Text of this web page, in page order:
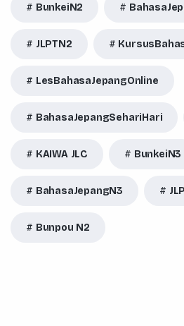
BunkeiN2
JLPTN2
LesBahasaJepangOnline
BahasaJepangSehariHari
KAIWA JLC BunkeiN3
BahasaJepangN3
Bunpou N2